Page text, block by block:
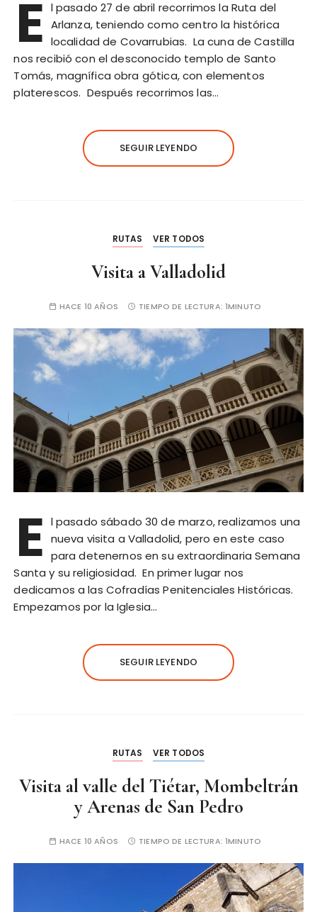
E l pasado 27 de abril recorrimos la Ruta del
Arlanza, teniendo como centro la histórica
localidad de Covarrubias. La cuna de Castilla
nos recibió con el desconocido templo de Santo
Tomás, magnífica obra gótica, con elementos
platerescos. Después recorrimos las…
SEGUIR LEYENDO
RUTAS VER TODOS
Visita a Valladolid
HACE 10 AÑOS TIEMPO DE LECTURA:1MINUTO
E l pasado sábado 30 de marzo, realizamos una
nueva visita a Valladolid, pero en este caso
para detenernos en su extraordinaria Semana
Santa y su religiosidad. En primer lugar nos
dedicamos a las Cofradías Penitenciales Históricas.
Empezamos por la Iglesia…
SEGUIR LEYENDO
RUTAS VER TODOS
Visita al valle del Tiétar, Mombeltrán
y Arenas de San Pedro
HACE 10 AÑOS TIEMPO DE LECTURA:1MINUTO